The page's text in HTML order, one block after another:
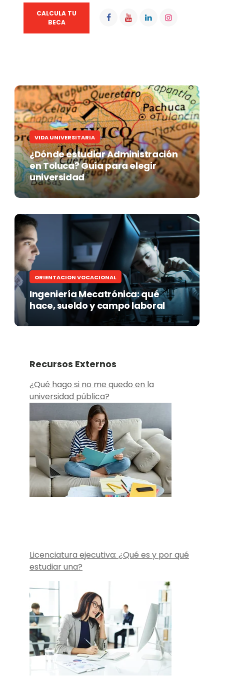
CALCULA TU
BECA
VIDA UNIVERSITARIA
¿Dónde estudiar Administración
en Toluca? Guía para elegir
universidad
ORIENTACION VOCACIONAL
Ingeniería Mecatrónica: qué
hace, sueldo y campo laboral
Recursos Externos
¿Qué hago si no me quedo en la
universidad pública?
Licenciatura ejecutiva: ¿Qué es y por qué
estudiar una?